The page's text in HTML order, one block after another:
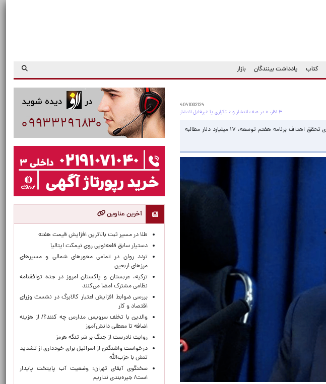
کتاب یادداشت بینندگان بازار
4041002124
۳ نظر، ۰ در صف انتشار و ۰ تکراری یا غیرقابل انتشار
به گفته قائم‌مقام راه‌آهن پیش‌نویس سیاست‌های توسعه حمل‌ونقل ریلی در حال آماده‌سازی است که برای تحقق اهداف برنامه هفتم توسعه، ۱۷ میلیارد دلار مطالبه
آخرین عناوین
طلا در مسیر ثبت بالاترین افزایش قیمت هفته
دستیار سابق قلعه‌نویی روی نیمکت ایتالیا
تردد روان در تمامی محورهای شمالی و مسیرهای
مرزهای اربعین
ترکیه، عربستان و پاکستان امروز در جده توافقنامه
نظامی مشترک امضا می‌کنند
بررسی ضوابط افزایش اعتبار کالابرگ در نشست وزرای
اقتصاد و کار
والدین با تخلف سرویس مدارس چه کنند؟/ از هزینه
اضافه تا معطلی دانش‌آموز
روایت نادرست از جنگ بر سَر تنگه هرمز
درخواست واشنگتن از اسرائیل برای خودداری از تشدید
تنش با حزب‌الله
سخنگوی آبفای تهران: وضعیت آب پایتخت پایدار
است/ جیره‌بندی نداریم